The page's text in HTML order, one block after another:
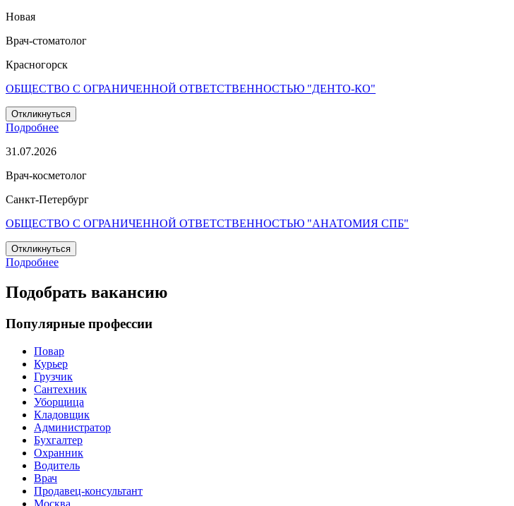
Новая
Врач-стоматолог
Красногорск
ОБЩЕСТВО С ОГРАНИЧЕННОЙ ОТВЕТСТВЕННОСТЬЮ "ДЕНТО-КО"
Откликнуться
Подробнее
31.07.2026
Врач-косметолог
Санкт-Петербург
ОБЩЕСТВО С ОГРАНИЧЕННОЙ ОТВЕТСТВЕННОСТЬЮ "АНАТОМИЯ СПБ"
Откликнуться
Подробнее
Подобрать вакансию
Популярные профессии
Повар
Курьер
Грузчик
Сантехник
Уборщица
Кладовщик
Администратор
Бухгалтер
Охранник
Водитель
Врач
Продавец-консультант
Москва